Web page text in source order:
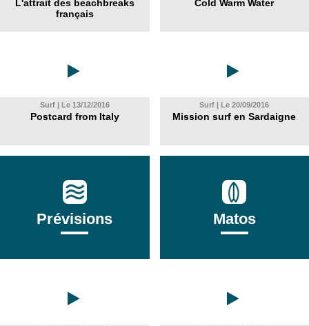
L'attrait des beachbreaks
français
Cold Warm Water
Surf | Le 13/12/2016
Postcard from Italy
Surf | Le 20/09/2016
Mission surf en Sardaigne
Prévisions Matos